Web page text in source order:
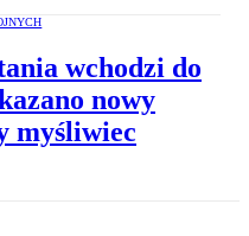
wchodzi do
nowy
myśliwiec